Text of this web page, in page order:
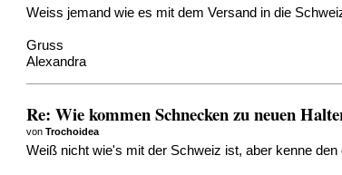
Weiss jemand wie es mit dem Versand in die
Gruss
Alexandra
Re: Wie kommen Schnecken zu neuen
vonTrochoidea
Weiß nicht wie's mit der Schweiz ist, aber kenne